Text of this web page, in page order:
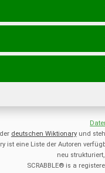
deutschen Wiktionaryund
ist eine Liste der Autoren
neu
SCRABBLE® is a